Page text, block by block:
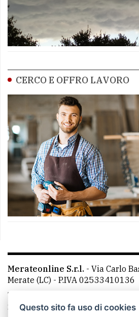
CERCO E OFFRO LAVORO
Merateonline S.r.l. - Via Carlo
Merate (LC) - P.IVA 02533410136
Telefono:
mail: redazione@merateonline.it
Questo sito fa uso di cookies